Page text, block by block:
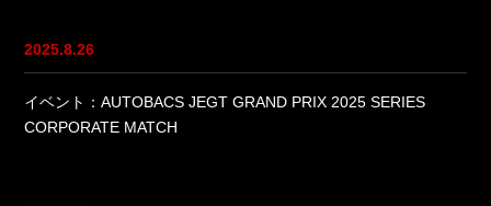
2025.8.26
イベント：AUTOBACS JEGT GRAND PRIX 2025 SERIES
CORPORATE MATCH